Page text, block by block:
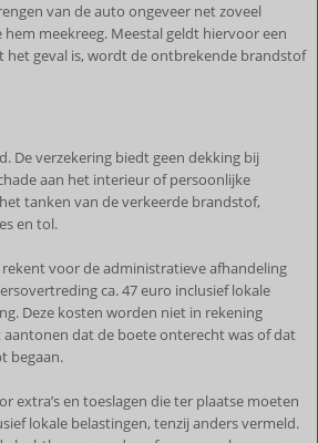
van de auto ongeveer net zoveel
meekreeg. Meestal geldt hiervoor een
het geval is, wordt de ontbrekende brandstof
De verzekering biedt geen dekking bij
aan het interieur of persoonlijke
tanken van de verkeerde brandstof,
en tol.
voor de administratieve afhandeling
ca. 47 euro inclusief lokale
Deze kosten worden niet in rekening
dat de boete onterecht was of dat
begaan.
extra’s en toeslagen die ter plaatse moeten
lokale belastingen, tenzij anders vermeld.